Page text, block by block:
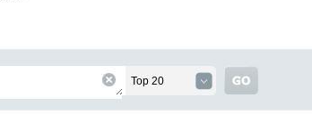
Top 20